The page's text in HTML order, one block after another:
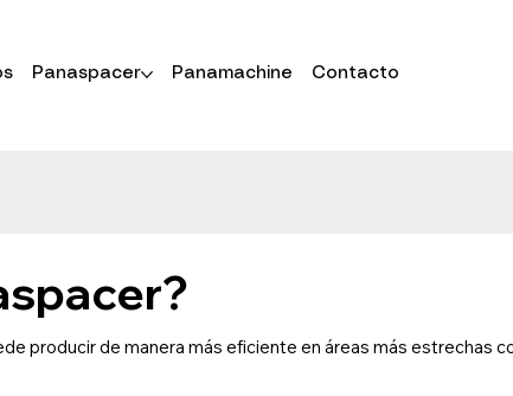
Panaspacer Panamachine Contacto
producir de manera más eficiente en áreas más estrechas